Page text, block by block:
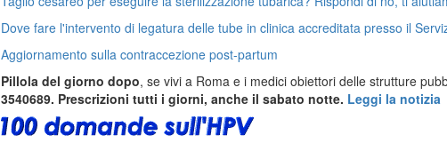
Dove fare l'intervento di legatura delle tube in clinica accreditata presso il
Aggiornamento sulla contraccezione post-partum
Pillola del giorno dopo, se vivi a Roma e i medici obiettori delle strutture
3540689. Prescrizioni tutti i giorni, anche il sabato notte. Leggi la notizia